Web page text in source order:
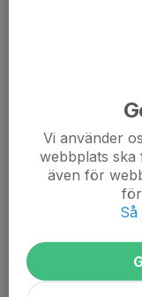
Välkomna att testa och
Under vinterhalvåret
veckan.
Vi använder
webbplats ska
även för